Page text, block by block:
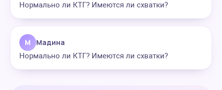
Нормально ли КТГ? Имеются ли схватки?
М Мадина
Нормально ли КТГ? Имеются ли схватки?